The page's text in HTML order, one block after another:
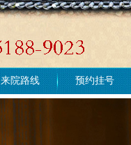
来院路线 预约挂号